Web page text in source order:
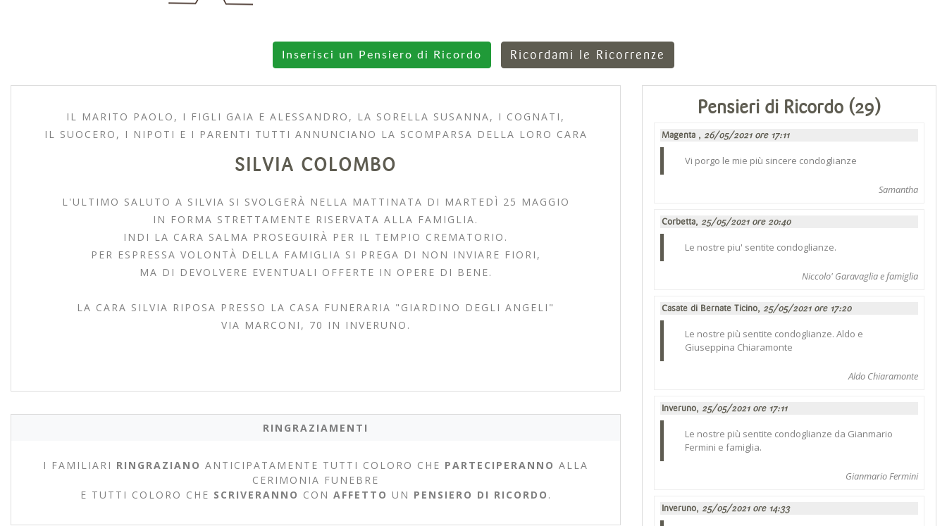
Inserisci un Pensiero di Ricordo Ricordami le Ricorrenze
IL MARITO PAOLO, I FIGLI GAIA E ALESSANDRO, LA SORELLA SUSANNA, I COGNATI,
IL SUOCERO, I NIPOTI E I PARENTI TUTTI ANNUNCIANO LA SCOMPARSA DELLA LORO CARA
SILVIA COLOMBO
L'ULTIMO SALUTO A SILVIA SI SVOLGERÀ NELLA MATTINATA DI MARTEDÌ 25 MAGGIO
IN FORMA STRETTAMENTE RISERVATA ALLA FAMIGLIA.
INDI LA CARA SALMA PROSEGUIRÀ PER IL TEMPIO CREMATORIO.
PER ESPRESSA VOLONTÀ DELLA FAMIGLIA SI PREGA DI NON INVIARE FIORI,
MA DI DEVOLVERE EVENTUALI OFFERTE IN OPERE DI BENE.
LA CARA SILVIA RIPOSA PRESSO LA CASA FUNERARIA "GIARDINO DEGLI ANGELI"
VIA MARCONI, 70 IN INVERUNO.
RINGRAZIAMENTI
I FAMILIARI RINGRAZIANO ANTICIPATAMENTE TUTTI COLORO CHE PARTECIPERANNO ALLA
CERIMONIA FUNEBRE
E TUTTI COLORO CHE SCRIVERANNO CON AFFETTO UN PENSIERO DI RICORDO .
Pensieri di Ricordo (29)
Magenta , 26/05/2021 ore 17:11
Vi porgo le mie più sincere condoglianze
Samantha
Corbetta, 25/05/2021 ore 20:40
Le nostre piu' sentite condoglianze.
Niccolo' Garavaglia e famiglia
Casate di Bernate Ticino, 25/05/2021 ore 17:20
Le nostre più sentite condoglianze. Aldo e
Giuseppina Chiaramonte
Aldo Chiaramonte
Inveruno, 25/05/2021 ore 17:11
Le nostre più sentite condoglianze da Gianmario
Fermini e famiglia.
Gianmario Fermini
Inveruno, 25/05/2021 ore 14:33